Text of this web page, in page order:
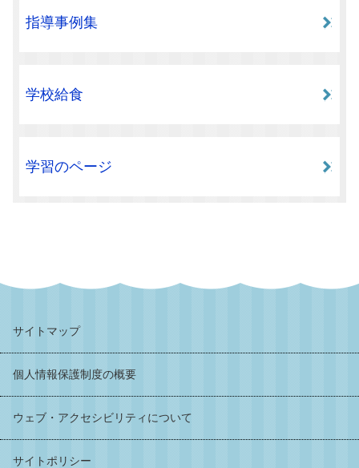
指導事例集
学校給食
学習のページ
サイトマップ
個人情報保護制度の概要
ウェブ・アクセシビリティについて
サイトポリシー